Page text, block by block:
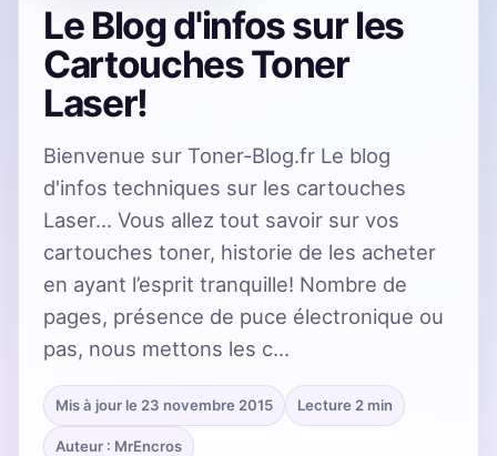
Le Blog d'infos sur les
Cartouches Toner
Laser!
Bienvenue sur Toner-Blog.fr Le blog
d'infos techniques sur les cartouches
Laser... Vous allez tout savoir sur vos
cartouches toner, historie de les acheter
en ayant l’esprit tranquille! Nombre de
pages, présence de puce électronique ou
pas, nous mettons les c…
Mis à jour le 23 novembre 2015 Lecture 2 min
Auteur : MrEncros